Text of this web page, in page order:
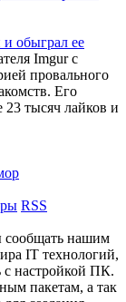
обыграл ее
Imgur с
провального
Его
тысяч лайков и
RSS
сообщать нашим
IT технологий,
настройкой ПК.
пакетам, а так